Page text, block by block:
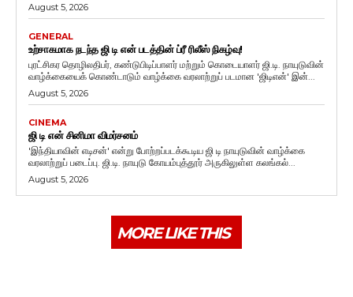
August 5, 2026
GENERAL
உற்சாகமாக நடந்த ஜி டி என் படத்தின் ப்ரீ ரிலீஸ் நிகழ்வு!
புரட்சிகர தொழிலதிபர், கண்டுபிடிப்பாளர் மற்றும் கொடையாளர் ஜி.டி. நாயுடுவின்
வாழ்க்கையைக் கொண்டாடும் வாழ்க்கை வரலாற்றுப் படமான 'ஜிடிஎன்' இன்...
August 5, 2026
CINEMA
ஜி டி என் சினிமா விமர்சனம்
'இந்தியாவின் எடிசன்' என்று போற்றப்படக்கூடிய ஜி டி நாயுடுவின் வாழ்க்கை
வரலாற்றுப் படைப்பு. ஜி.டி. நாயுடு கோயம்புத்தூர் அருகிலுள்ள கலங்கல்...
August 5, 2026
MORE LIKE THIS